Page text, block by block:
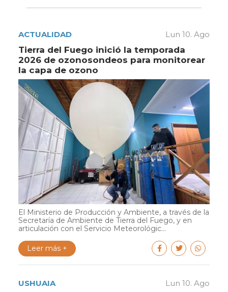
ACTUALIDAD Lun 10. Ago
Tierra del Fuego inició la temporada
2026 de ozonosondeos para monitorear
la capa de ozono
El Ministerio de Producción y Ambiente, a través de la
Secretaría de Ambiente de Tierra del Fuego, y en
articulación con el Servicio Meteorológic...
Leer más +
USHUAIA Lun 10. Ago